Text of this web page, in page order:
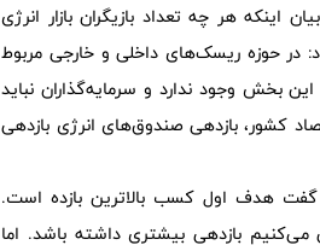
هر چه تعداد بازیگران بازار انرژی
در حوزه ریسک‌های داخلی و خارجی مربوط
بخش وجود ندارد و سرمایه‌گذاران نباید
کشور، بازدهی صندوق‌های انرژی بازدهی
هدف اول کسب بالاترین بازده است.
بازدهی بیشتری داشته باشد. اما